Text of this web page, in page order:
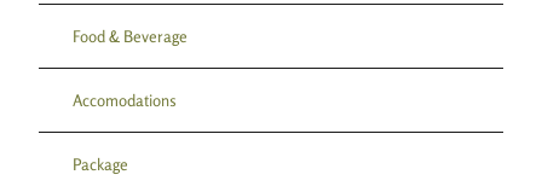
Food & Beverage
Accomodations
Package